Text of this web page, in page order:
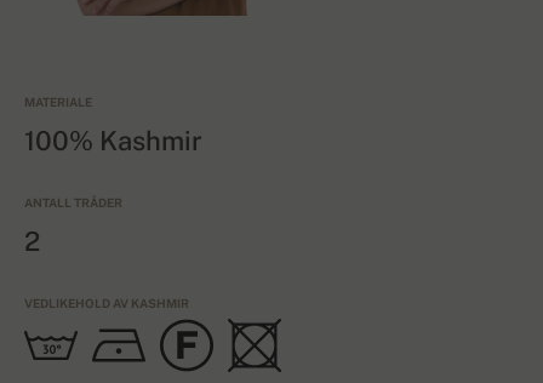
MATERIALE
100% Kashmir
ANTALL TRÅDER
2
VEDLIKEHOLD AV KASHMIR